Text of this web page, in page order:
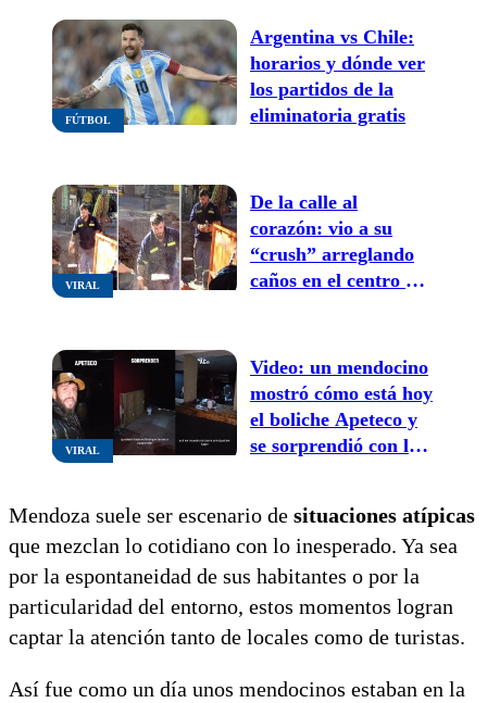
FÚTBOL
Argentina vs Chile:
horarios y dónde ver
los partidos de la
eliminatoria gratis
VIRAL
De la calle al
corazón: vio a su
“crush” arreglando
caños en el centro de
VIRAL
Video: un mendocino
mostró cómo está hoy
el boliche Apeteco y
se sorprendió con lo
Mendoza suele ser escenario de situaciones atípicas
que mezclan lo cotidiano con lo inesperado. Ya sea
por la espontaneidad de sus habitantes o por la
particularidad del entorno, estos momentos logran
captar la atención tanto de locales como de turistas.
Así fue como un día unos mendocinos estaban en la